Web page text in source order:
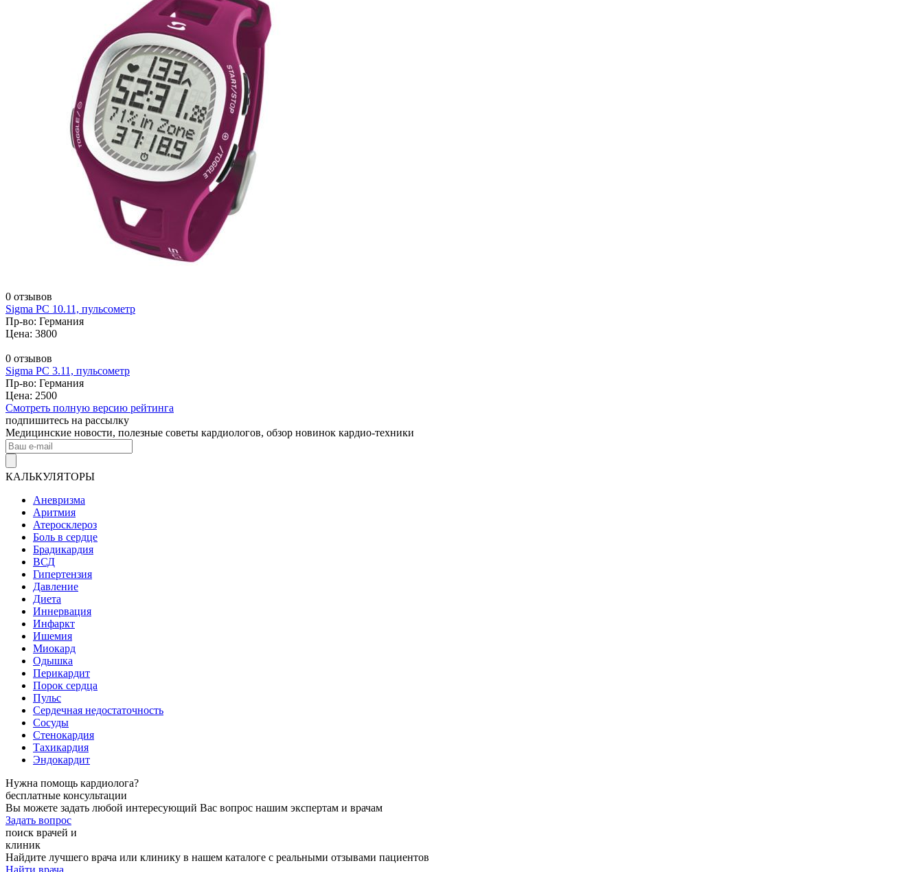
0 отзывов
Sigma PC 10.11, пульсометр
Пр-во: Германия
Цена: 3800
0 отзывов
Sigma PC 3.11, пульсометр
Пр-во: Германия
Цена: 2500
Смотреть полную версию рейтинга
подпишитесь на рассылку
Медицинские новости, полезные советы кардиологов, обзор новинок кардио-техники
КАЛЬКУЛЯТОРЫ
Аневризма
Аритмия
Атеросклероз
Боль в сердце
Брадикардия
ВСД
Гипертензия
Давление
Диета
Иннервация
Инфаркт
Ишемия
Миокард
Одышка
Перикардит
Порок сердца
Пульс
Сердечная недостаточность
Сосуды
Стенокардия
Тахикардия
Эндокардит
Нужна помощь кардиолога?
бесплатные консультации
Вы можете задать любой интересующий Вас вопрос нашим экспертам и врачам
Задать вопрос
поиск врачей и
клиник
Найдите лучшего врача или клинику в нашем каталоге с реальными отзывами пациентов